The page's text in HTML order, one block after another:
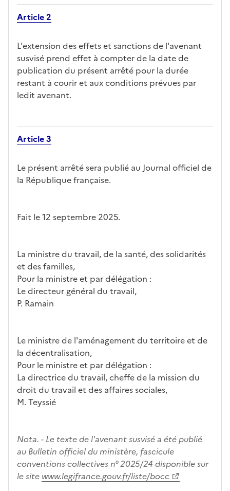
Article 2
L'extension des effets et sanctions de l'avenant
susvisé prend effet à compter de la date de
publication du présent arrêté pour la durée
restant à courir et aux conditions prévues par
ledit avenant.
Article 3
Le présent arrêté sera publié au Journal officiel de
la République française.
Fait le 12 septembre 2025.
La ministre du travail, de la santé, des solidarités
et des familles,
Pour la ministre et par délégation :
Le directeur général du travail,
P. Ramain
Le ministre de l'aménagement du territoire et de
la décentralisation,
Pour le ministre et par délégation :
La directrice du travail, cheffe de la mission du
droit du travail et des affaires sociales,
M. Teyssié
Nota. - Le texte de l'avenant susvisé a été publié
au Bulletin officiel du ministère, fascicule
conventions collectives n° 2025/24 disponible sur
le site www.legifrance.gouv.fr/liste/bocc